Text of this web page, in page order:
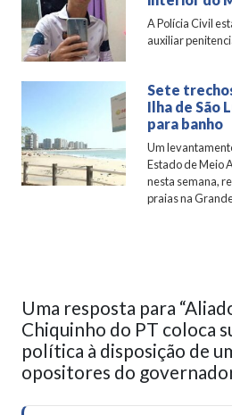
A Polícia Civil
auxiliar
Sete
Ilha de São
para banho
Um
Estado de Meio
nesta semana,
praias na
Uma resposta para
Chiquinho do PT coloca
política à disposição de
opositores do